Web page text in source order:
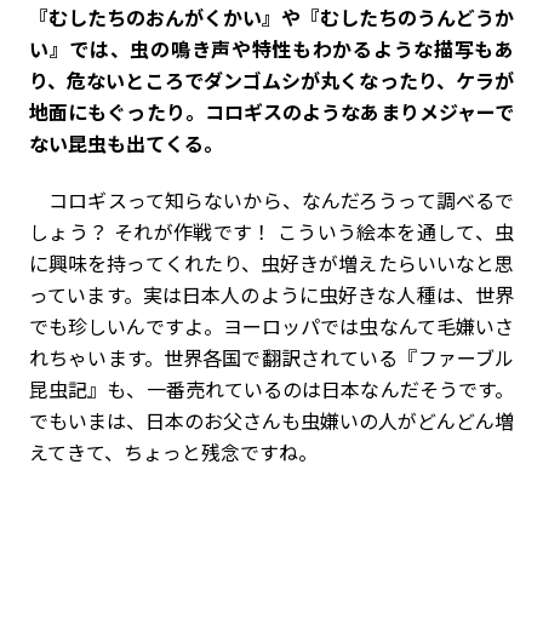
――『むしたちのおんがくかい』や『むしたちのうんどうか
い』では、虫の鳴き声や特性もわかるような描写もあ
り、危ないところでダンゴムシが丸くなったり、ケラが
地面にもぐったり。コロギスのようなあまりメジャーで
ない昆虫も出てくる。
コロギスって知らないから、なんだろうって調べるで
しょう？ それが作戦です！ こういう絵本を通して、虫
に興味を持ってくれたり、虫好きが増えたらいいなと思
っています。実は日本人のように虫好きな人種は、世界
でも珍しいんですよ。ヨーロッパでは虫なんて毛嫌いさ
れちゃいます。世界各国で翻訳されている『ファーブル
昆虫記』も、一番売れているのは日本なんだそうです。
でもいまは、日本のお父さんも虫嫌いの人がどんどん増
えてきて、ちょっと残念ですね。